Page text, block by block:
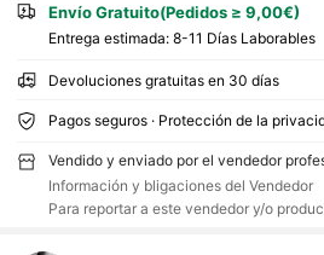
Envío Gratuito(Pedidos ≥ 9,00€)
Entrega estimada: 8-11 Días Laborables
Devoluciones gratuitas en 30 días
Pagos seguros · Protección de la
Vendido y enviado por el vendedor
Información y bligaciones del Vendedor
Para reportar a este vendedor y/o